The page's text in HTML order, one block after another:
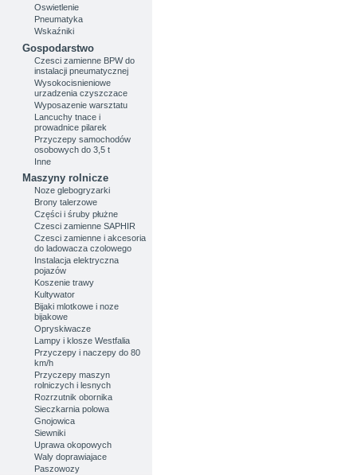
Oswietlenie
Pneumatyka
Wskaźniki
Gospodarstwo
Czesci zamienne BPW do
instalacji pneumatycznej
Wysokocisnieniowe
urzadzenia czyszczace
Wyposazenie warsztatu
Lancuchy tnace i
prowadnice pilarek
Przyczepy samochodów
osobowych do 3,5 t
Inne
Maszyny rolnicze
Noze glebogryzarki
Brony talerzowe
Części i śruby płużne
Czesci zamienne SAPHIR
Czesci zamienne i akcesoria
do ladowacza czolowego
Instalacja elektryczna
pojazów
Koszenie trawy
Kultywator
Bijaki mlotkowe i noze
bijakowe
Opryskiwacze
Lampy i klosze Westfalia
Przyczepy i naczepy do 80
km/h
Przyczepy maszyn
rolniczych i lesnych
Rozrzutnik obornika
Sieczkarnia polowa
Gnojowica
Siewniki
Uprawa okopowych
Waly doprawiajace
Paszowozy